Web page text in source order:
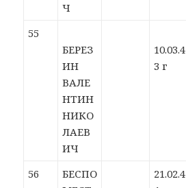
Ч
55
БЕРЕЗ
ИН
ВАЛЕ
НТИН
НИКО
ЛАЕВ
ИЧ
10.03.4
3 г
56
БЕСПО
21.02.4